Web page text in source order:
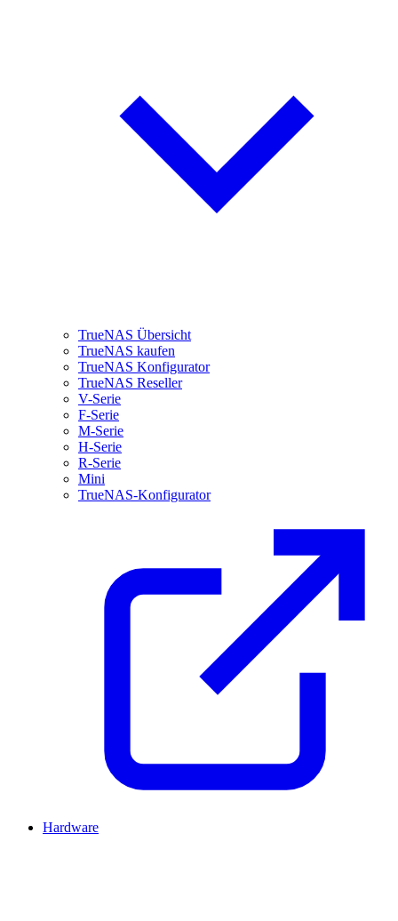
TrueNAS Übersicht
TrueNAS kaufen
TrueNAS Konfigurator
TrueNAS Reseller
V-Serie
F-Serie
M-Serie
H-Serie
R-Serie
Mini
TrueNAS-Konfigurator
Hardware